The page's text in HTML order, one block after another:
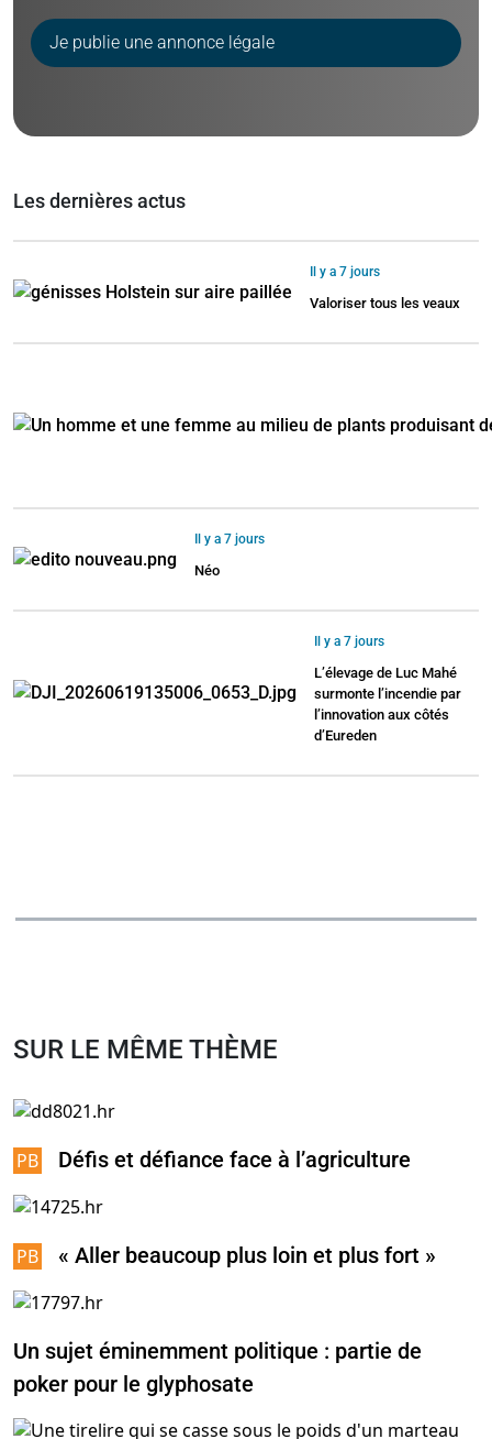
Je publie une annonce légale
Les dernières actus
Il y a 7 jours
Valoriser tous les veaux
Il y a 7 jours
Néo
Il y a 7 jours
L’élevage de Luc Mahé
surmonte l’incendie par
l’innovation aux côtés
d’Eureden
SUR LE MÊME THÈME
Défis et défiance face à l’agriculture
« Aller beaucoup plus loin et plus fort »
Un sujet éminemment politique : partie de
poker pour le glyphosate